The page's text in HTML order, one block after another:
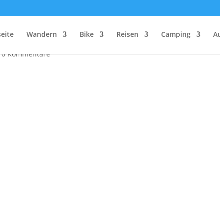
Wandern Bike Reisen Camping
in Südtirol
0 Kommentare